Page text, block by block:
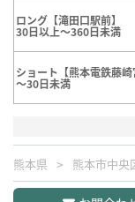
ロング【滝田口駅前】
30日以上～360日未満
ショート【熊本電鉄藤崎
～30日未満
熊本県 熊本市中央